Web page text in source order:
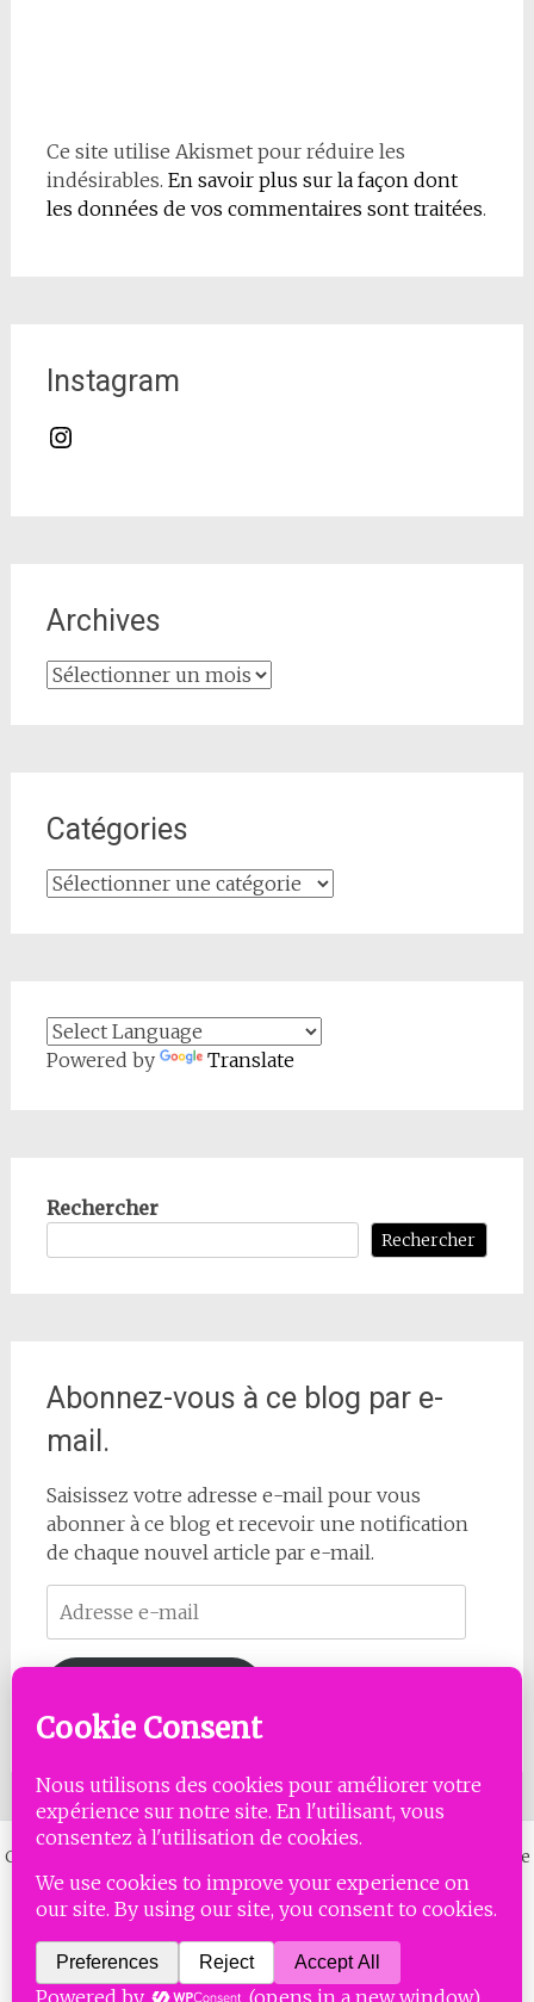
Ce site utilise Akismet pour réduire les
indésirables. En savoir plus sur la façon dont
les données de vos commentaires sont traitées.
Instagram
Instagram
Archives
Archives
Catégories
Catégories
Powered by Translate
Rechercher
Rechercher
Abonnez-vous à ce blog par e-
mail.
Saisissez votre adresse e-mail pour vous
abonner à ce blog et recevoir une notification
de chaque nouvel article par e-mail.
Adresse
e-
mail
Copyright © 2026
. All rights reserved. Thème
Radiatepar ThemeGrill. Powered byWordPress.